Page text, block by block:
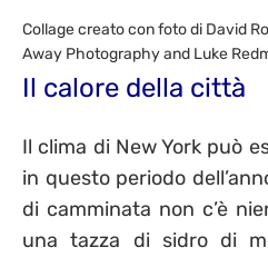
Collage creato con foto di David
Away Photography and Luke
Il calore della città
Il clima di New York può
in questo periodo
di camminata non c’è
una tazza di sidro di